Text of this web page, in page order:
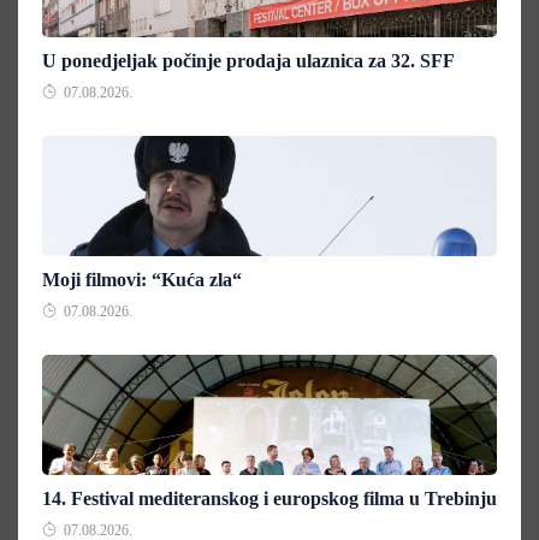
U ponedjeljak počinje prodaja ulaznica za 32. SFF
07.08.2026.
Moji filmovi: “Kuća zla“
07.08.2026.
14. Festival mediteranskog i europskog filma u Trebinju
07.08.2026.